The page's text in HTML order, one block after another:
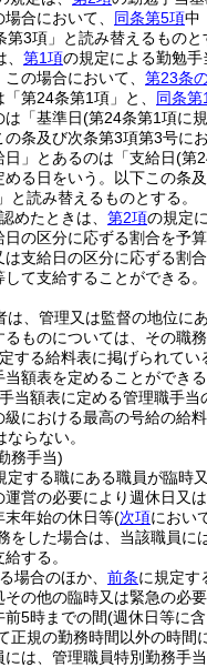
場合において、 同条第5項中
3項」と読み替えるものと
第1項の規定による勤勉手
この場合において、 第23条
第24条第1項」と、 同条第
「基準日(第24条第1項に
の条及び次条第3項第3号に
日」とあるのは「支給日(第
める日をいう。以下この条
」と読み替えるものとする。
めたときは、 第2項の規定
日の区分に応ずる割合を予
は支給日の区分に応ずる割
て支給することができる。
は、管理又は監督の地位に
るものについては、その職
する給料表に掲げられてい
額表を定めることができる
当額表に定める管理職手当
級における最高の号給の給
らない。
務手当)
定する職にある職員が臨時
運営の必要により週休日又
末年始の休日等(次項におい
をした場合は、当該職員に
する。
場合のほか、 前条に規定す
その他の臨時又は緊急の必
5時までの間(週休日等に
正規の勤務時間以外の時間
は、管理職員特別勤務手当